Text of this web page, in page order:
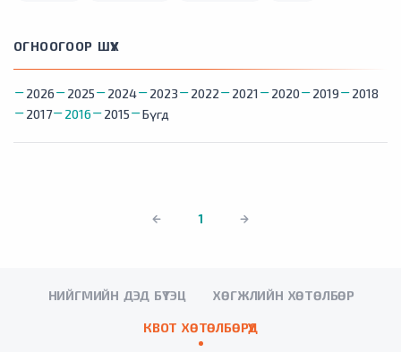
ОГНООГООР ШҮҮХ
2026 2025 2024 2023 2022 2021 2020 2019
2018
2017
2016 2015 Бүгд
1
НИЙГМИЙН ДЭД БҮТЭЦ ХӨГЖЛИЙН ХӨТӨЛБӨР
КВОТ ХӨТӨЛБӨРҮҮД